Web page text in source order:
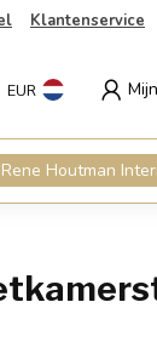
Klantenservice
EUR
Houtman